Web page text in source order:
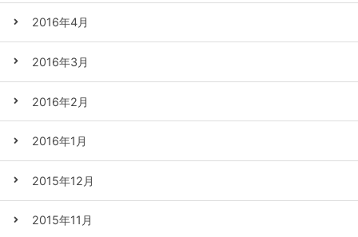
2016年4月
2016年3月
2016年2月
2016年1月
2015年12月
2015年11月